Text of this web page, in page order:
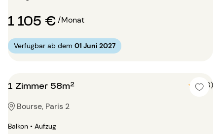
1 105 €/Monat
Verfügbar ab dem 01 Juni 2027
1 Zimmer 58m² 5 (6)
Bourse, Paris 2
Balkon • Aufzug